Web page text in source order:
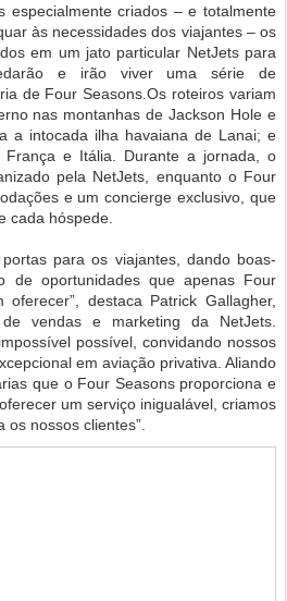
especialmente criados – e totalmente
às necessidades dos viajantes – os
em um jato particular NetJets para
e irão viver uma série de
de Four Seasons.Os roteiros variam
nas montanhas de Jackson Hole e
a intocada ilha havaiana de Lanai; e
França e Itália. Durante a jornada, o
pela NetJets, enquanto o Four
e um concierge exclusivo, que
cada hóspede.
para os viajantes, dando boas-
de oportunidades que apenas Four
destaca Patrick Gallagher,
de vendas e marketing da NetJets.
possível, convidando nossos
em aviação privativa. Aliando
que o Four Seasons proporciona e
um serviço inigualável, criamos
nossos clientes”.